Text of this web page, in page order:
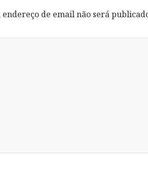
endereço de email não será